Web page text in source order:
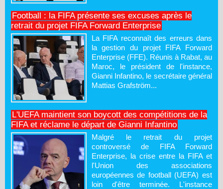
Football : la FIFA présente ses excuses après le
retrait du projet FIFA Forward Enterprise
La FIFA reconnaît des erreurs dans
la gestion du projet FIFA Forward
Enterprise (FFE). Réunis à Rabat, au
Maroc, le président de l'instance,
Gianni Infantino, le secrétaire général
Mattias Grafström...
L'UEFA maintient son boycott des compétitions de la
FIFA et réclame le départ de Gianni Infantino
Malgré le retrait du projet
controversé de FIFA Forward
Enterprise, la crise entre la FIFA et
l'Union des associations
européennes de football (UEFA) est
loin d'être terminée. L'instance